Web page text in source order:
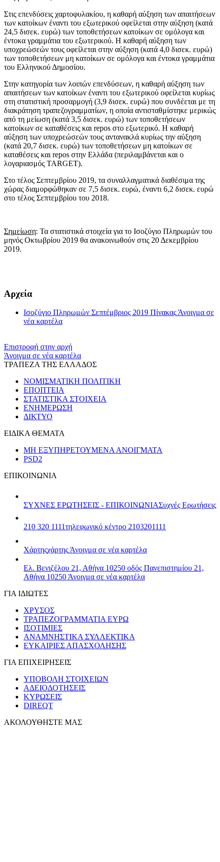
Στις επενδύσεις χαρτοφυλακίου, η καθαρή αύξηση των απαιτήσεων
των κατοίκων έναντι του εξωτερικού οφείλεται στην αύξηση (κατά
24,5 δισεκ. ευρώ) των τοποθετήσεων κατοίκων σε ομόλογα και
έντοκα γραμμάτια του εξωτερικού. Η καθαρή αύξηση των
υποχρεώσεών τους οφείλεται στην αύξηση (κατά 4,0 δισεκ. ευρώ)
των τοποθετήσεων μη κατοίκων σε ομόλογα και έντοκα γραμμάτια
του Ελληνικού Δημοσίου.
Στην κατηγορία των λοιπών επενδύσεων, η καθαρή αύξηση των
απαιτήσεων των κατοίκων έναντι του εξωτερικού οφείλεται κυρίως
στη στατιστική προσαρμογή (3,9 δισεκ. ευρώ) που συνδέεται με τη
διακράτηση τραπεζογραμματίων, η οποία αντισταθμίστηκε μερικώς
από τη μείωση (κατά 3,5 δισεκ. ευρώ) των τοποθετήσεων
κατοίκων σε καταθέσεις και repos στο εξωτερικό. Η καθαρή
αύξηση των υποχρεώσεών τους αντανακλά κυρίως την αύξηση
(κατά 20,7 δισεκ. ευρώ) των τοποθετήσεων μη κατοίκων σε
καταθέσεις και repos στην Ελλάδα (περιλαμβάνεται και ο
λογαριασμός TARGET).
Στο τέλος Σεπτεμβρίου 2019, τα συναλλαγματικά διαθέσιμα της
χώρας διαμορφώθηκαν σε 7,5 δισεκ. ευρώ, έναντι 6,2 δισεκ. ευρώ
στο τέλος Σεπτεμβρίου του 2018.
Σημείωση: Τα στατιστικά στοιχεία για το Ισοζύγιο Πληρωμών του
μηνός Οκτωβρίου 2019 θα ανακοινωθούν στις 20 Δεκεμβρίου
2019.
Αρχεία
Ισοζύγιο Πληρωμών Σεπτέμβριος 2019 Πίνακας Άνοιγμα σε
νέα καρτέλα
Επιστροφή στην αρχή
Άνοιγμα σε νέα καρτέλα
ΤΡΑΠΕΖΑ ΤΗΣ ΕΛΛΑΔΟΣ
ΝΟΜΙΣΜΑΤΙΚΗ ΠΟΛΙΤΙΚΗ
ΕΠΟΠΤΕΙΑ
ΣΤΑΤΙΣΤΙΚΑ ΣΤΟΙΧΕΙΑ
ΕΝΗΜΕΡΩΣΗ
ΔΙΚΤΥΟ
ΕΙΔΙΚΑ ΘΕΜΑΤΑ
ΜΗ ΕΞΥΠΗΡΕΤΟΥΜΕΝΑ ΑΝΟΙΓΜΑΤΑ
PSD2
ΕΠΙΚΟΙΝΩΝΙΑ
ΣΥΧΝΕΣ ΕΡΩΤΗΣΕΙΣ - ΕΠΙΚΟΙΝΩΝΙΑΣυχνές Ερωτήσεις
210 320 1111τηλεφωνικό κέντρο 2103201111
Χάρτηςχάρτης Άνοιγμα σε νέα καρτέλα
Ελ. Βενιζέλου 21, Αθήνα 10250 οδός Πανεπιστημίου 21,
Αθήνα 10250 Άνοιγμα σε νέα καρτέλα
ΓΙΑ ΙΔΙΩΤΕΣ
ΧΡΥΣΟΣ
ΤΡΑΠΕΖΟΓΡΑΜΜΑΤΙΑ ΕΥΡΩ
ΙΣΟΤΙΜΙΕΣ
ΑΝΑΜΝΗΣΤΙΚΑ ΣΥΛΛΕΚΤΙΚΑ
ΕΥΚΑΙΡΙΕΣ ΑΠΑΣΧΟΛΗΣΗΣ
ΓΙΑ ΕΠΙΧΕΙΡΗΣΕΙΣ
ΥΠΟΒΟΛΗ ΣΤΟΙΧΕΙΩΝ
ΑΔΕΙΟΔΟΤΗΣΕΙΣ
ΚΥΡΩΣΕΙΣ
DIREQT
ΑΚΟΛΟΥΘΗΣΤΕ ΜΑΣ